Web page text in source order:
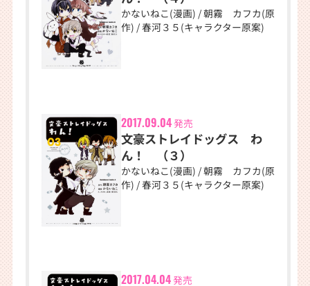
かないねこ(漫画) / 朝霧 カフカ(原
作) / 春河３５(キャラクター原案)
2017.09.04発売
文豪ストレイドッグス わ
ん！ （３）
かないねこ(漫画) / 朝霧 カフカ(原
作) / 春河３５(キャラクター原案)
2017.04.04発売